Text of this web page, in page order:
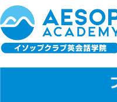
イソップクラブの特徴
クラスと料金
教室を探す
河内長野・南河内郡エリア
新着情報